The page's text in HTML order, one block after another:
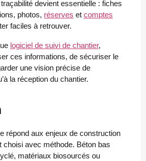
devient essentielle : fiches
photos, réserves et comptes
faciles à retrouver.
logiciel de suivi de chantier,
ces informations, de sécuriser le
une vision précise de
la réception du chantier.
répond aux enjeux de construction
choisi avec méthode. Béton bas
matériaux biosourcés ou